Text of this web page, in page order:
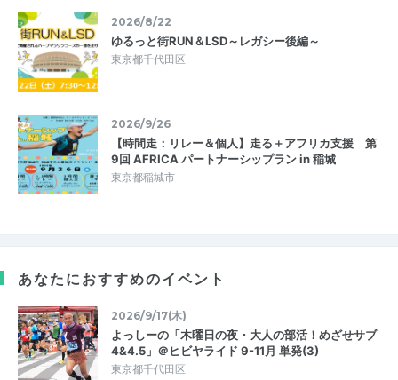
2026/8/22
ゆるっと街RUN＆LSD～レガシー後編～
東京都千代田区
2026/9/26
【時間走：リレー＆個人】走る＋アフリカ支援 第
9回 AFRICA パートナーシップラン in 稲城
東京都稲城市
あなたにおすすめのイベント
2026/9/17(木)
よっしーの「木曜日の夜・大人の部活！めざせサブ
4&4.5」＠ヒビヤライド 9-11月 単発(3)
東京都千代田区